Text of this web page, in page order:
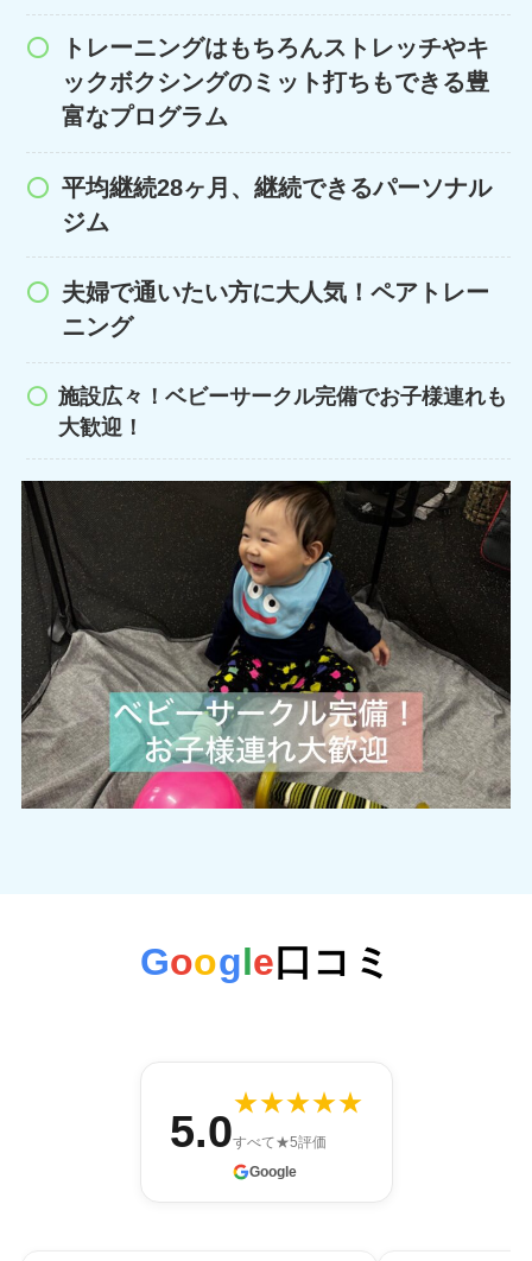
トレーニングはもちろんストレッチやキ
ックボクシングのミット打ちもできる豊
富なプログラム
平均継続28ヶ月、継続できるパーソナル
ジム
夫婦で通いたい方に大人気！ペアトレー
ニング
施設広々！ベビーサークル完備でお子様連れも
大歓迎！
Google口コミ
5.0
★★★★★
すべて★5評価
Google